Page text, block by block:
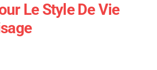
Le Style De Vie